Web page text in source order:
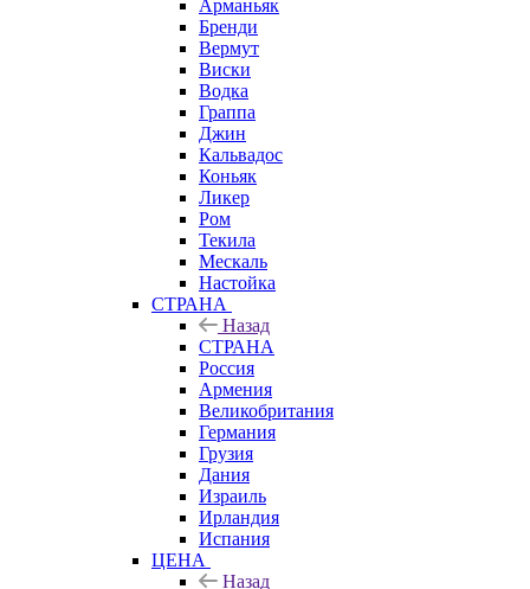
Арманьяк
Бренди
Вермут
Виски
Водка
Граппа
Джин
Кальвадос
Коньяк
Ликер
Ром
Текила
Мескаль
Настойка
СТРАНА
Назад
СТРАНА
Россия
Армения
Великобритания
Германия
Грузия
Дания
Израиль
Ирландия
Испания
ЦЕНА
Назад